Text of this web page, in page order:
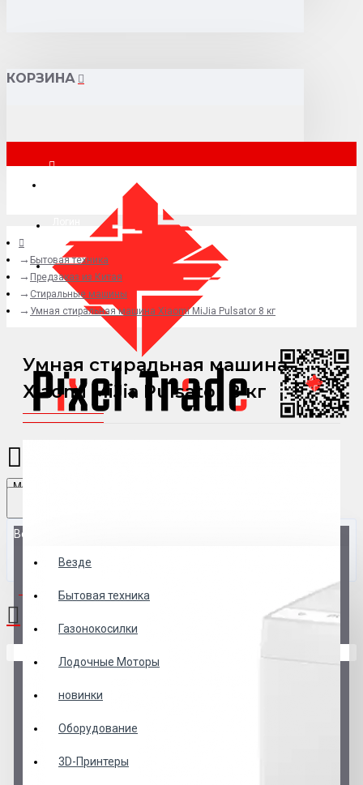
КОРЗИНА
+7 (495) 015-41-41
Menu
Везде
Везде
Бытовая техника
Газонокосилки
Лодочные Моторы
новинки
Оборудование
3D-Принтеры
0 товар(ов) - 0 р.
Бытовая техника
Предзаказ из Китая
Стиральные машины
Умная стиральная машина Xiaomi MiJia Pulsator 8 кг
Умная стиральная машина
Xiaomi MiJia Pulsator 8 кг